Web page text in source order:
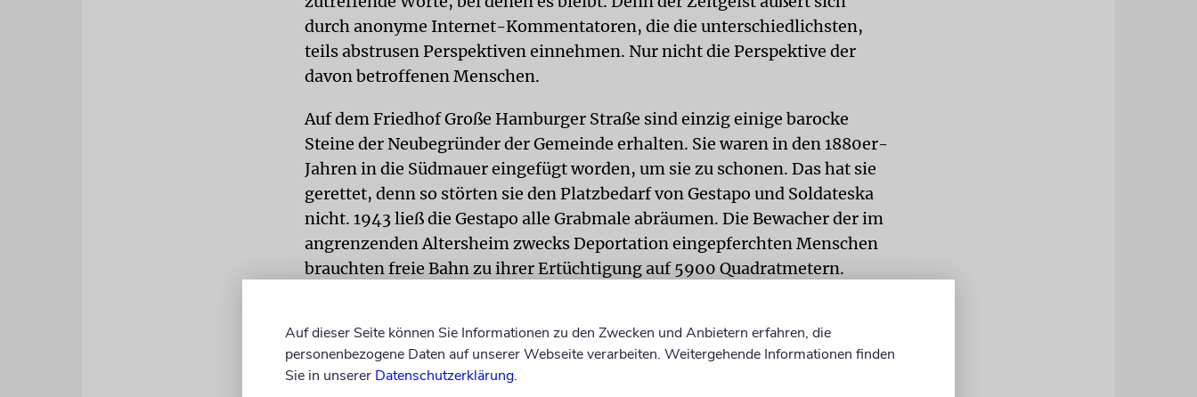
durch anonyme Internet-Kommentatoren, die die unterschiedlichsten,
teils abstrusen Perspektiven einnehmen. Nur nicht die Perspektive der
davon betroffenen Menschen.
Auf dem Friedhof Große Hamburger Straße sind einzig einige barocke
Steine der Neubegründer der Gemeinde erhalten. Sie waren in den 1880er-
Jahren in die Südmauer eingefügt worden, um sie zu schonen. Das hat sie
gerettet, denn so störten sie den Platzbedarf von Gestapo und Soldateska
nicht. 1943 ließ die Gestapo alle Grabmale abräumen. Die Bewacher der im
angrenzenden Altersheim zwecks Deportation eingepferchten Menschen
brauchten freie Bahn zu ihrer Ertüchtigung auf 5900 Quadratmetern.
(nunmehr vierte) Denkmal für Moses Mendelssohn – seinem Grab
vermutlich ziemlich nahe aufgestellt. Dieser Gedenkstein steht über einem
lang gestreckten Massengrab, das sich seit 1945/46 in Süd-Nord-Richtung
Auf dieser Seite können Sie Informationen zu den Zwecken und Anbietern erfahren, die
personenbezogene Daten auf unserer Webseite verarbeiten. Weitergehende Informationen finden
Sie in unserer Datenschutzerklärung.